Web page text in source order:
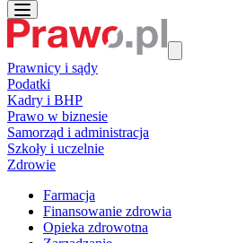
Prawnicy i sądy
Podatki
Kadry i BHP
Prawo w biznesie
Samorząd i administracja
Szkoły i uczelnie
Zdrowie
Farmacja
Finansowanie zdrowia
Opieka zdrowotna